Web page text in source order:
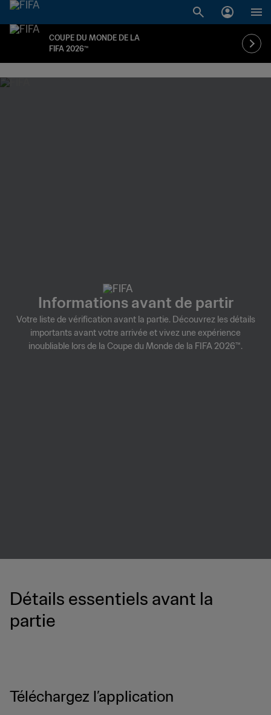
COUPE DU MONDE DE LA
FIFA 2026™
Informations avant de partir
Votre liste de vérification avant la partie. Découvrez les détails
importants avant votre arrivée et vivez une expérience
inoubliable lors de la Coupe du Monde de la FIFA 2026™.
Détails essentiels avant la
partie
Téléchargez l’application